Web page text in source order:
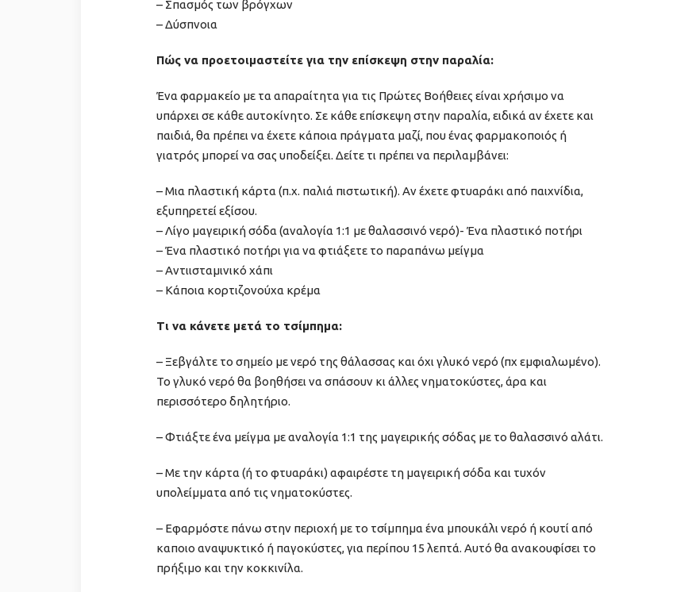
– Σπασμός των βρόγχων
– Δύσπνοια
​Πώς να προετοιμαστείτε για την επίσκεψη στην παραλία:
Ένα φαρμακείο με τα απαραίτητα για τις Πρώτες Βοήθειες είναι χρήσιμο να
υπάρχει σε κάθε αυτοκίνητο. Σε κάθε επίσκεψη στην παραλία, ειδικά αν έχετε και
παιδιά, θα πρέπει να έχετε κάποια πράγματα μαζί, που ένας φαρμακοποιός ή
γιατρός μπορεί να σας υποδείξει. Δείτε τι πρέπει να περιλαμβάνει:
– Μια πλαστική κάρτα (π.χ. παλιά πιστωτική). Αν έχετε φτυαράκι από παιχνίδια,
εξυπηρετεί εξίσου.
– Λίγο μαγειρική σόδα (αναλογία 1:1 με θαλασσινό νερό)- Ένα πλαστικό ποτήρι
– Ένα πλαστικό ποτήρι για να φτιάξετε το παραπάνω μείγμα
– Αντιισταμινικό χάπι
– Κάποια κορτιζονούχα κρέμα
Τι να κάνετε μετά το τσίμπημα:
– Ξεβγάλτε το σημείο με νερό της θάλασσας και όχι γλυκό νερό (πχ εμφιαλωμένο).
Το γλυκό νερό θα βοηθήσει να σπάσουν κι άλλες νηματοκύστες, άρα και
περισσότερο δηλητήριο.
– Φτιάξτε ένα μείγμα με αναλογία 1:1 της μαγειρικής σόδας με το θαλασσινό αλάτι.
– Με την κάρτα (ή το φτυαράκι) αφαιρέστε τη μαγειρική σόδα και τυχόν
υπολείμματα από τις νηματοκύστες.
– Εφαρμόστε πάνω στην περιοχή με το τσίμπημα ένα μπουκάλι νερό ή κουτί από
καποιο αναψυκτικό ή παγοκύστες, για περίπου 15 λεπτά. Αυτό θα ανακουφίσει το
πρήξιμο και την κοκκινίλα.